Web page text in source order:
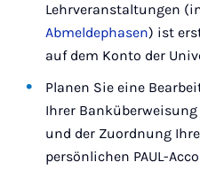
Lehrveranstaltungen
Abmeldephasen) ist
auf dem Konto der
Planen Sie eine
Ihrer
und der Zuordnung
persönlichen PAUL-